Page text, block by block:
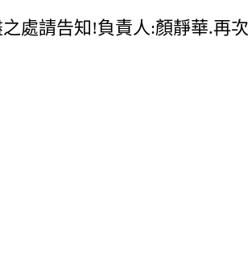
處請告知!負責人:顏靜華.再次